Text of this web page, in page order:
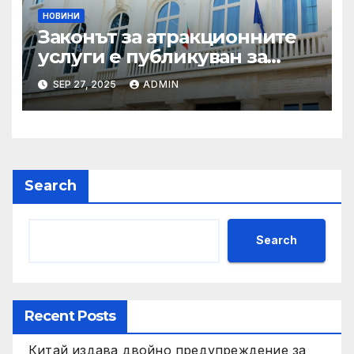
НОВИНИ
Законът за атракционните
услуги е публикуван за
обществено обсъждане
SEP 27, 2025 ADMIN
Search
Search
Recent Posts
Китай издава двойно предупреждение за